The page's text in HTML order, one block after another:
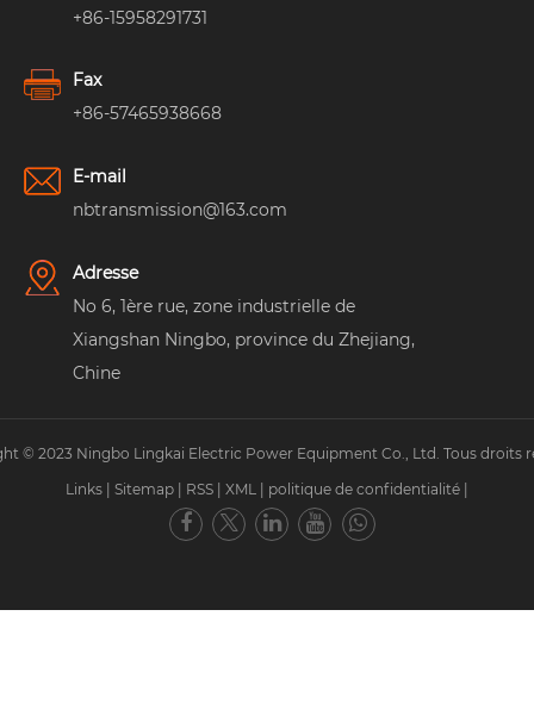
+86-15958291731
Fax
+86-57465938668
E-mail
nbtransmission@163.com
Adresse
No 6, 1ère rue, zone industrielle de
Xiangshan Ningbo, province du Zhejiang,
Chine
© 2023 Ningbo Lingkai Electric Power Equipment Co., Ltd. Tous droits
Links
Sitemap RSS XML politique de confidentialité